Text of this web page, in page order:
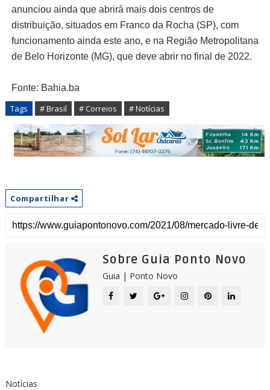
anunciou ainda que abrirá mais dois centros de
distribuição, situados em Franco da Rocha (SP), com
funcionamento ainda este ano, e na Região Metropolitana
de Belo Horizonte (MG), que deve abrir no final de 2022.
Fonte: Bahia.ba
Tags # Brasil # Correios # Notícias
Compartilhar
Sobre Guia Ponto Novo
Guia | Ponto Novo
Notícias